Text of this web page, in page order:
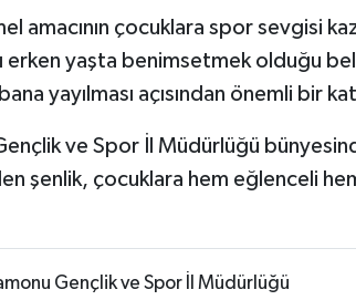
amacının çocuklara spor sevgisi
erken yaşta benimsetmek olduğu
yayılması açısından önemli bir
ve Spor İl Müdürlüğü
şenlik, çocuklara hem eğlenceli
Gençlik ve Spor İl Müdürlüğü